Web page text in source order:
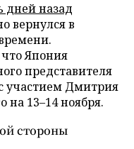
дней назад
вернулся в
Япония
представителя
участием Дмитрия
на 13–14 ноября.
стороны